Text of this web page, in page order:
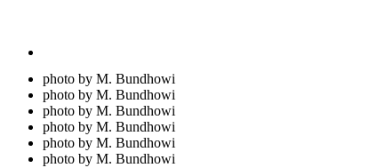
photo by M. Bundhowi
photo by M. Bundhowi
photo by M. Bundhowi
photo by M. Bundhowi
photo by M. Bundhowi
photo by M. Bundhowi